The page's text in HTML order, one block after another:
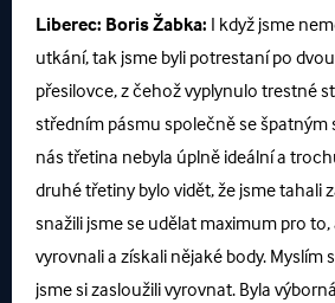
Liberec: Boris Žabka: I když jsme
utkání, tak jsme byli potrestaní po
přesilovce, z čehož vyplynulo trestné
středním pásmu společně se špatným
nás třetina nebyla úplně ideální a
druhé třetiny bylo vidět, že jsme tahali
snažili jsme se udělat maximum pro
vyrovnali a získali nějaké body. Myslím
jsme si zasloužili vyrovnat. Byla